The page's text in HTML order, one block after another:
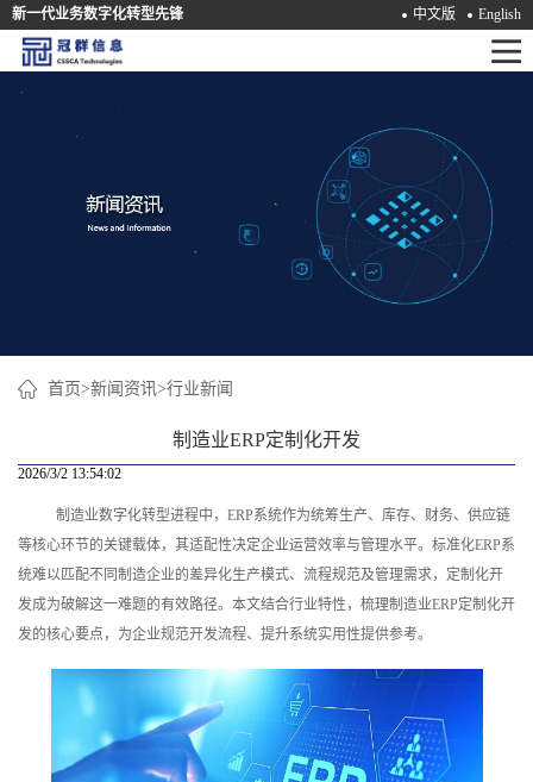
新一代业务数字化转型先锋 中文版 English
首
首页>新闻资讯>行业新闻
制造业ERP定制化开发
2026/3/2 13:54:02
制造业数字化转型进程中，ERP系统作为统筹生产、库存、财务、供应链
等核心环节的关键载体，其适配性决定企业运营效率与管理水平。标准化ERP系
统难以匹配不同制造企业的差异化生产模式、流程规范及管理需求，定制化开
发成为破解这一难题的有效路径。本文结合行业特性，梳理制造业ERP定制化开
发的核心要点，为企业规范开发流程、提升系统实用性提供参考。